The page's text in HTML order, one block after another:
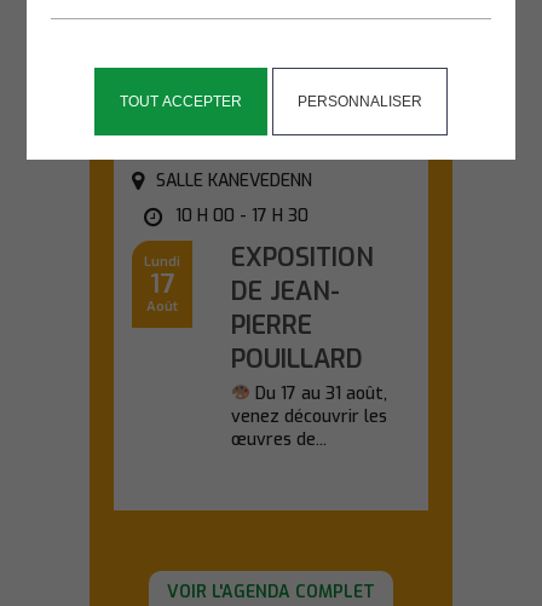
TOUT ACCEPTER PERSONNALISER
d'une sortie nature...
En savoir plus
SALLE KANEVEDENN
10 H 00 - 17 H 30
Lundi
17
Août
EXPOSITION
DE JEAN-
PIERRE
POUILLARD
Du 17 au 31 août,
venez découvrir les
œuvres de...
VOIR L'AGENDA COMPLET